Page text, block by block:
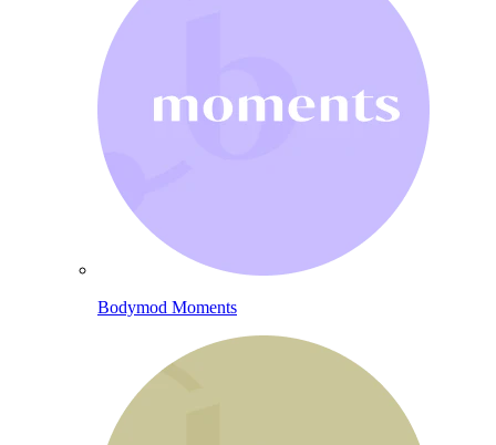
Bodymod Moments